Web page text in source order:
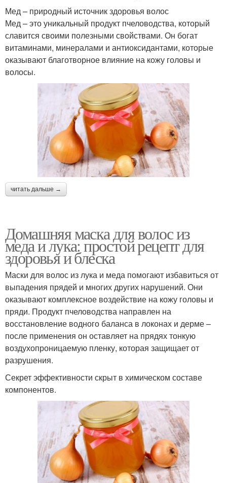
Мед – природный источник здоровья волос
Мед – это уникальный продукт пчеловодства, который
славится своими полезными свойствами. Он богат
витаминами, минералами и антиоксидантами, которые
оказывают благотворное влияние на кожу головы и
волосы.
читать дальше →
Домашняя маска для волос из
меда и лука: простой рецепт для
здоровья и блеска
Маски для волос из лука и меда помогают избавиться от
выпадения прядей и многих других нарушений. Они
оказывают комплексное воздействие на кожу головы и
пряди. Продукт пчеловодства направлен на
восстановление водного баланса в локонах и дерме –
после применения он оставляет на прядях тонкую
воздухопроницаемую пленку, которая защищает от
разрушения.
Секрет эффективности скрыт в химическом составе
компонентов.